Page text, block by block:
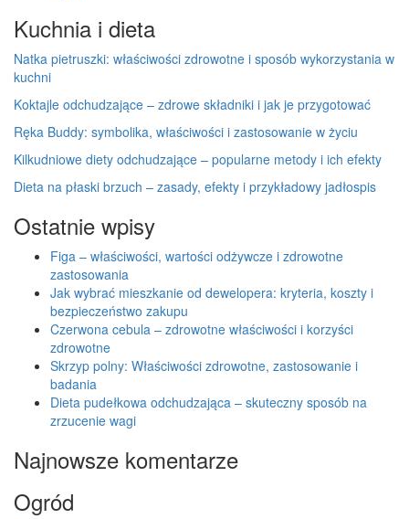
Kuchnia i dieta
Natka pietruszki: właściwości zdrowotne i sposób wykorzystania w
kuchni
Koktajle odchudzające – zdrowe składniki i jak je przygotować
Ręka Buddy: symbolika, właściwości i zastosowanie w życiu
Kilkudniowe diety odchudzające – popularne metody i ich efekty
Dieta na płaski brzuch – zasady, efekty i przykładowy jadłospis
Ostatnie wpisy
Figa – właściwości, wartości odżywcze i zdrowotne
zastosowania
Jak wybrać mieszkanie od dewelopera: kryteria, koszty i
bezpieczeństwo zakupu
Czerwona cebula – zdrowotne właściwości i korzyści
zdrowotne
Skrzyp polny: Właściwości zdrowotne, zastosowanie i
badania
Dieta pudełkowa odchudzająca – skuteczny sposób na
zrzucenie wagi
Najnowsze komentarze
Ogród